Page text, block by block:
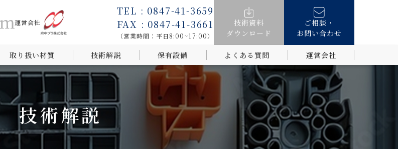
運営会社
TEL : 0847-41-3659
FAX : 0847-41-3661
（営業時間：平日8:00~17:00）
技術資料
ダウンロード
ご相談・
お問い合わせ
取り扱い材質 技術解説 保有設備 よくある質問 運営会社
技術解説